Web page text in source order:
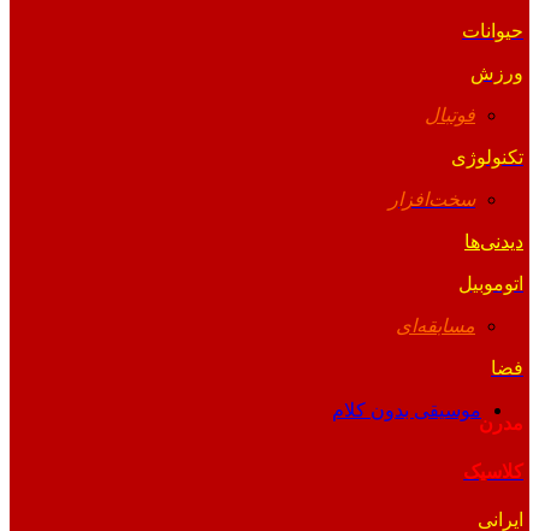
حیوانات
ورزش
فوتبال
تکنولوژی
سخت‌افزار
دیدنی‌ها
اتوموبیل
مسابقه‌ای
فضا
موسیقی بدون کلام
مدرن
کلاسیک
ایرانی